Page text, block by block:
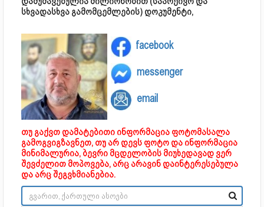
სხვადასხვა გამომცემლების) დოკუმენტი,
facebook
messenger
email
თუ გაქვთ დამატებითი ინფორმაცია ფოტომასალა
გამოგვიგზავნეთ, თუ არ დევს ფოტო და ინფორმაცია
მინიმალურია, ბევრი მცდელობის მიუხედავად ვერ
შევძელით მოპოვება, არც არავინ დაინტერესებულა
და არც შეგვხმიანებია.